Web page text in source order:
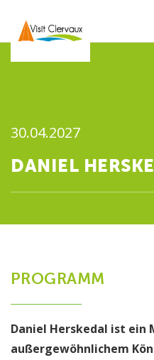
30.04.2027
DANIEL
PROGRAMM
Daniel Herskedal ist ein
außergewöhnlichem